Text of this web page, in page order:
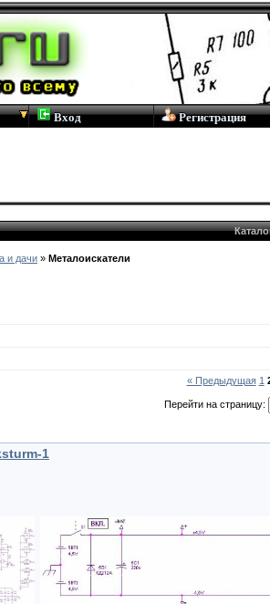
Вход Регистрация
и дачи » Металоискатели
« Предыдущая 1
Перейти на страницу:
1